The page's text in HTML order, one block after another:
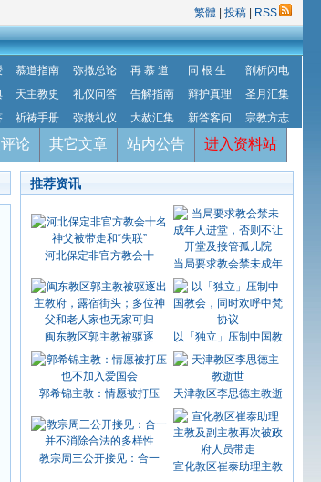
繁體 投稿 RSS
慕道指南 弥撒总论 再 慕 道 同 根 生
剖析闪电
天主教史 礼仪问答 告解指南 辩护真理
圣月汇集
祈祷手册 弥撒礼仪 大赦汇集 新答客问 宗教方志
论 其它文章 站内公告 进入资料站
推荐资讯
河北保定非官方教会十
当局要求教会禁未成年
闽东教区郭主教被驱逐 以「独立」压制中国教
郭希锦主教：情愿被打压 天津教区李思德主教逝
教宗周三公开接见：合一
宣化教区崔泰助理主教